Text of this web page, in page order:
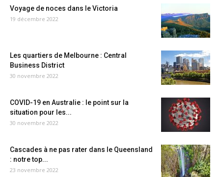
Voyage de noces dans le Victoria
19 décembre 2022
Les quartiers de Melbourne : Central
Business District
30 novembre 2022
COVID-19 en Australie : le point sur la
situation pour les...
30 novembre 2022
Cascades à ne pas rater dans le Queensland
: notre top...
23 novembre 2022